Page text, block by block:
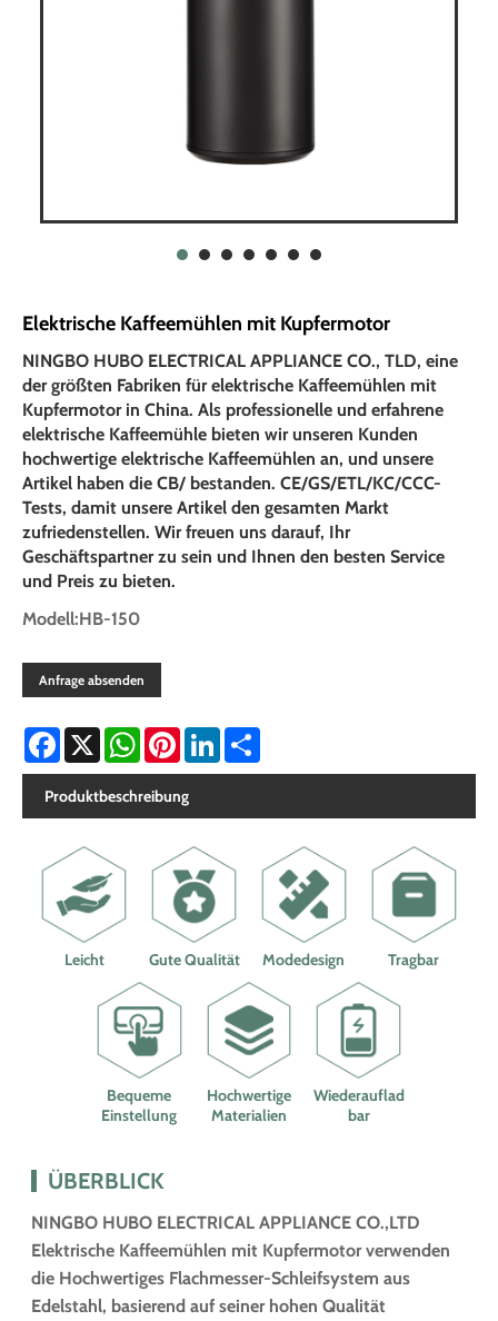
Elektrische Kaffeemühlen mit Kupfermotor
NINGBO HUBO ELECTRICAL APPLIANCE CO., TLD, eine
der größten Fabriken für elektrische Kaffeemühlen mit
Kupfermotor in China. Als professionelle und erfahrene
elektrische Kaffeemühle bieten wir unseren Kunden
hochwertige elektrische Kaffeemühlen an, und unsere
Artikel haben die CB/ bestanden. CE/GS/ETL/KC/CCC-
Tests, damit unsere Artikel den gesamten Markt
zufriedenstellen. Wir freuen uns darauf, Ihr
Geschäftspartner zu sein und Ihnen den besten Service
und Preis zu bieten.
Modell:HB-150
Anfrage absenden
Facebook
X WhatsAppPinterestLinkedIn
Produktbeschreibung
Leicht Gute Qualität Modedesign Tragbar
Bequeme
Einstellung
Hochwertige
Materialien
Wiederauflad
bar
ÜBERBLICK
NINGBO HUBO ELECTRICAL APPLIANCE CO.,LTD
Elektrische Kaffeemühlen mit Kupfermotor verwenden
die Hochwertiges Flachmesser-Schleifsystem aus
Edelstahl, basierend auf seiner hohen Qualität